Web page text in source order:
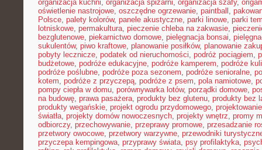
organizacja kuchni, organizacja spiżarni, organizacja szafy,
oświetlenie nastrojowe, oszczędne ogrzewanie, paintball ,
Polsce, palety kolorów, panele akustyczne, parki linowe, parki
lotniskowe, permakultura, pieczenie chleba na zakwasie,
bezglutenowe, piekarnictwo domowe, pielęgnacja bonsai,
sukulentów, piwo kraftowe, planowanie posiłków, planowanie
pobyty lecznicze, podatek od nieruchomości, podróż pociągiem,
budżetowe, podróże edukacyjne, podróże kamperem, podróże
podróże poślubne, podróże poza sezonem, podróże senioralne,
kotem, podróże z przyczepą, podróże z psem, pola namiotowe,
pompy ciepła w domu, porównywarka lotów, porządki domowe,
na budowę, prawa pasażera, produkty bez glutenu, produkty bez
produkty wegańskie, projekt ogrodu przydomowego,
światła, projekty domów nowoczesnych, projekty wnętrz, promy
odbiorczy, przechowywanie, przeprawy promowe, przesadzanie
przetwory owocowe, przetwory warzywne, przewodniki
przyczepa kempingowa, przyprawy świata, psy profilaktyka,